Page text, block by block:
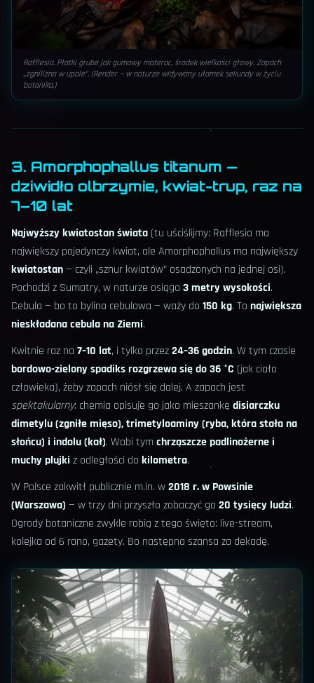
Rafflesia. Płatki grube jak gumowy materac, środek wielkości głowy. Zapach
„zgnilizna w upale”. (Render — w naturze widywany ułamek sekundy w życiu
botanika.)
3. Amorphophallus titanum —
dziwidło olbrzymie, kwiat-trup, raz na
7–10 lat
Najwyższy kwiatostan świata (tu uściślijmy: Rafflesia ma
największy pojedynczy kwiat, ale Amorphophallus ma największy
kwiatostan— czyli „sznur kwiatów” osadzonych na jednej osi).
Pochodzi z Sumatry, w naturze osiąga 3 metry wysokości.
Cebula — bo to bylina cebulowa — waży do 150 kg. To największa
nieskładana cebula na Ziemi.
Kwitnie raz na 7–10 lat, i tylko przez24–36 godzin. W tym czasie
bordowo-zielony spadiks rozgrzewa się do 36 °C (jak ciało
człowieka), żeby zapach niósł się dalej. A zapach jest
spektakularny: chemia opisuje go jako mieszankę disiarczku
dimetylu (zgniłe mięso), trimetyloaminy (ryba, która stała na
słońcu) i indolu (kał). Wabi tymchrząszcze padlinożerne i
muchy plujki z odległości do kilometra.
W Polsce zakwitł publicznie m.in. w2018 r. w Powsinie
(Warszawa) — w trzy dni przyszło zobaczyć go 20 tysięcy ludzi.
Ogrody botaniczne zwykle robią z tego święto: live-stream,
kolejka od 6 rano, gazety. Bo następna szansa za dekadę.